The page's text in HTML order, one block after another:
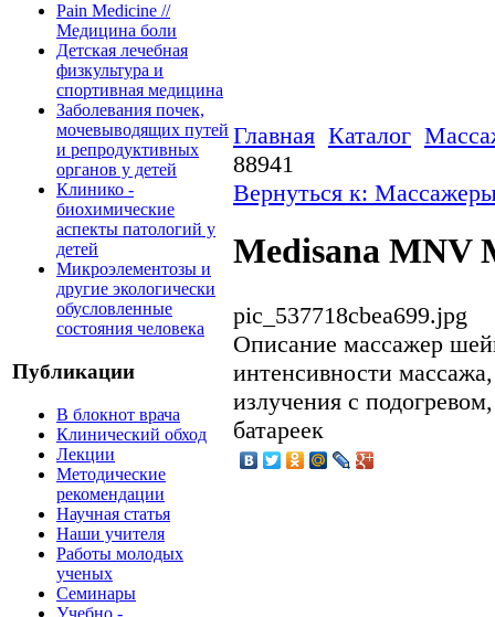
Pain Medicine //
Медицина боли
Детская лечебная
физкультура и
спортивная медицина
Заболевания почек,
мочевыводящих путей
и репродуктивных
органов у детей
Клинико -
биохимические
аспекты патологий у
детей
Микроэлементозы и
другие экологически
обусловленные
состояния человека
Публикации
В блокнот врача
Клинический обход
Лекции
Методические
рекомендации
Научная статья
Наши учителя
Работы молодых
ученых
Семинары
Учебно -
Главная Каталог
88941
Вернуться к:
Medisana MNV
pic_537718cbea699.jpg
Описание массажер
интенсивности
излучения с
батареек